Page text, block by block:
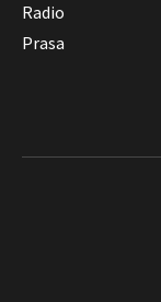
Radio
Prasa